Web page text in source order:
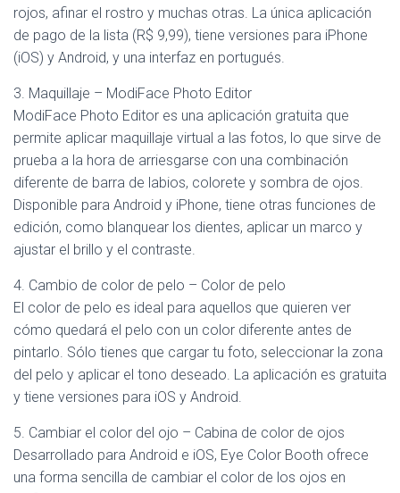
rojos, afinar el rostro y muchas otras. La única aplicación
de pago de la lista (R$ 9,99), tiene versiones para iPhone
(iOS) y Android, y una interfaz en portugués.
3. Maquillaje – ModiFace Photo Editor
ModiFace Photo Editor es una aplicación gratuita que
permite aplicar maquillaje virtual a las fotos, lo que sirve de
prueba a la hora de arriesgarse con una combinación
diferente de barra de labios, colorete y sombra de ojos.
Disponible para Android y iPhone, tiene otras funciones de
edición, como blanquear los dientes, aplicar un marco y
ajustar el brillo y el contraste.
4. Cambio de color de pelo – Color de pelo
El color de pelo es ideal para aquellos que quieren ver
cómo quedará el pelo con un color diferente antes de
pintarlo. Sólo tienes que cargar tu foto, seleccionar la zona
del pelo y aplicar el tono deseado. La aplicación es gratuita
y tiene versiones para iOS y Android.
5. Cambiar el color del ojo – Cabina de color de ojos
Desarrollado para Android e iOS, Eye Color Booth ofrece
una forma sencilla de cambiar el color de los ojos en